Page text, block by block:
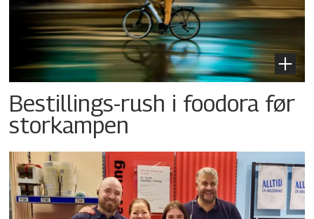
Bestillings-rush i foodora før
storkampen